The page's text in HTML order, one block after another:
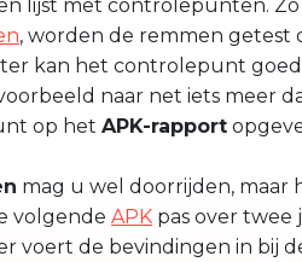
lijst met controlepunten.
, worden de remmen getest
kan het controlepunt
naar net iets meer
op het APK-rapport
mag u wel doorrijden, maar
volgende APK pas over twee
voert de bevindingen in bij